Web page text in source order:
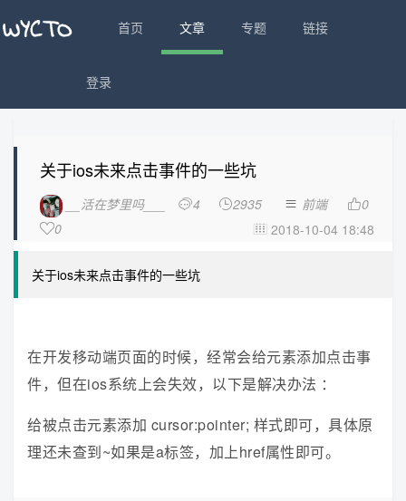
首页 文章 专题 链接
登录
关于ios未来点击事件的一些坑
__活在梦里吗___ 4 2935  前端 0
0  2018-10-04 18:48
关于ios未来点击事件的一些坑
在开发移动端页面的时候，经常会给元素添加点击事
件，但在ios系统上会失效，以下是解决办法 ：
给被点击元素添加 cursor:pointer; 样式即可，具体原
理还未查到~如果是a标签，加上href属性即可。